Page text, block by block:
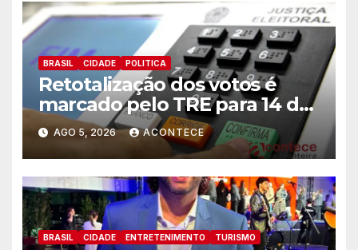
BRASIL CIDADE POLITICA
Retotalização dos votos é
marcado pelo TRE para 14 de
agosto
AGO 5, 2026 ACONTECE
BRASIL CIDADE ENTRETENIMENTO TURISMO